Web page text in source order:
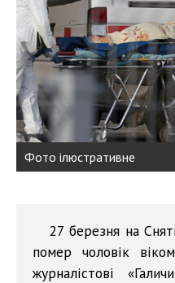
Фото ілюстративне
27 березня на
помер чоловік
журналістові